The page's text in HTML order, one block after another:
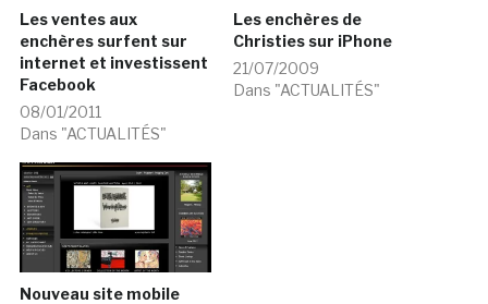
Les ventes aux
enchères surfent sur
internet et investissent
Facebook
08/01/2011
Dans "ACTUALITÉS"
Les enchères de
Christies sur iPhone
21/07/2009
Dans "ACTUALITÉS"
Nouveau site mobile